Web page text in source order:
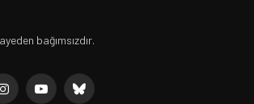
bağımsızdır.
InstagramYouTubeBluesky